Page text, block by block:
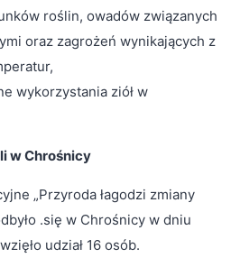
roślin, owadów związanych
oraz zagrożeń wynikających z
wykorzystania ziół w
w Chrośnicy
„Przyroda łagodzi zmiany
.się w Chrośnicy w dniu
udział 16 osób.